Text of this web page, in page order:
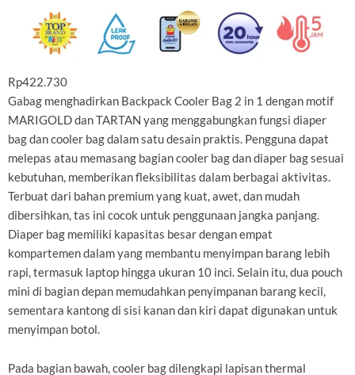
Rp422.730
Gabag menghadirkan Backpack Cooler Bag 2 in 1 dengan motif
MARIGOLD dan TARTAN yang menggabungkan fungsi diaper
bag dan cooler bag dalam satu desain praktis. Pengguna dapat
melepas atau memasang bagian cooler bag dan diaper bag sesuai
kebutuhan, memberikan fleksibilitas dalam berbagai aktivitas.
Terbuat dari bahan premium yang kuat, awet, dan mudah
dibersihkan, tas ini cocok untuk penggunaan jangka panjang.
Diaper bag memiliki kapasitas besar dengan empat
kompartemen dalam yang membantu menyimpan barang lebih
rapi, termasuk laptop hingga ukuran 10 inci. Selain itu, dua pouch
mini di bagian depan memudahkan penyimpanan barang kecil,
sementara kantong di sisi kanan dan kiri dapat digunakan untuk
menyimpan botol.
Pada bagian bawah, cooler bag dilengkapi lapisan thermal